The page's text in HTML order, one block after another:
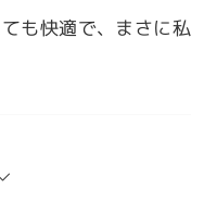
も快適で、まさに私